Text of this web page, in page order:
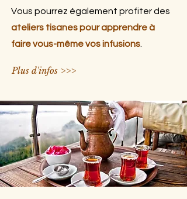
Vous pourrez également profiter des
ateliers tisanes pour apprendre à
faire vous-même vos infusions
Plus d'infos >>>